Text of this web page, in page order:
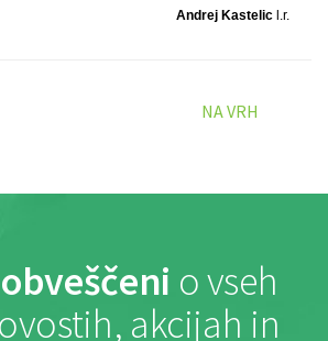
Andrej Kastelic l.r.
NA VRH
o vseh
akcijah in